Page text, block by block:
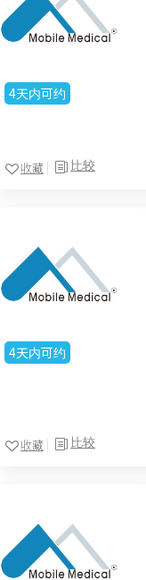
4天内可约
比较
收藏
4天内可约
比较
收藏